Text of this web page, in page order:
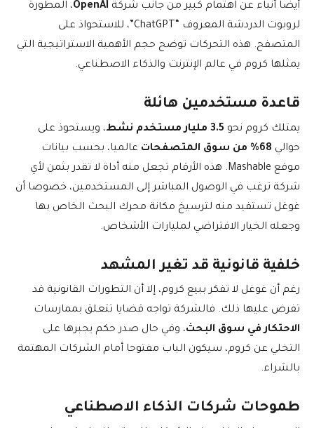
أيضا أنباء عن اهتمام كبير من جانب شركة OpenAI، المطورة
لروبوت الدردشة المعروف “ChatGPT”، للاستحواذ على
المتصفح. هذه التحركات توضح حجم الأهمية الاستراتيجية التي
يمثلها كروم في عالم الإنترنت والذكاء الاصطناعي.
قاعدة مستخدمين هائلة
يمتلك كروم نحو 3.5 مليار مستخدم نشط
، ويستحوذ على
حوالي 68% من سوق المتصفحات
عالميا، بحسب بيانات
موقع Mashable. هذه الأرقام تجعل منه أداة لا تقدر بثمن لأي
شركة ترغب في الوصول المباشر إلى المستخدمين، خصوصا أن
غوغل تستفيد منه لترسيخ مكانة محرك البحث الخاص بها
وجعله الخيار الافتراضي لمليارات الأشخاص.
خلفية قانونية قد تغير المشهد
رغم أن غوغل لا تفكر ببيع كروم، إلا أن التطورات القانونية قد
تفرض عليها ذلك. فالشركة تواجه قضايا تتعلق بممارسات
الاحتكار في سوق البحث، وفي حال صدر حكم يجبرها على
التخلي عن كروم، سيكون الباب مفتوحا أمام الشركات المهتمة
بالشراء.
طموحات شركات الذكاء الاصطناعي